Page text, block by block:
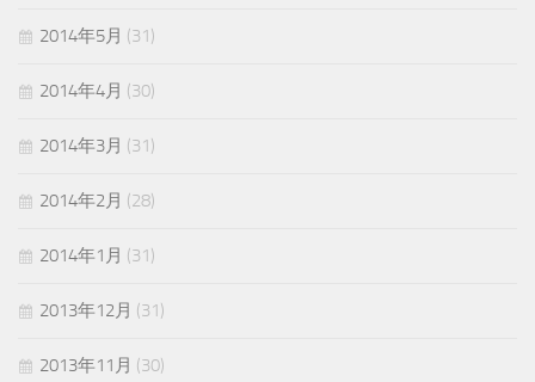
2014年5月 (31)
2014年4月 (30)
2014年3月 (31)
2014年2月 (28)
2014年1月 (31)
2013年12月 (31)
2013年11月 (30)